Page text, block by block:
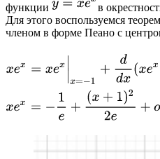
функции
в
Для этого воспользуемся
членом в форме Пеано с